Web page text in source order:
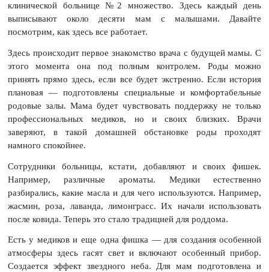
клинической больнице №2 множество. Здесь каждый день
выписывают около десяти мам с малышами. Давайте
посмотрим, как здесь все работает.
Здесь происходит первое знакомство врача с будущей мамы. С
этого момента она под полным контролем. Роды можно
принять прямо здесь, если все будет экстренно. Если история
плановая — подготовлены специальные и комфортабельные
родовые залы. Мама будет чувствовать поддержку не только
профессиональных медиков, но и своих близких. Врачи
заверяют, в такой домашней обстановке роды проходят
намного спокойнее.
Сотрудники больницы, кстати, добавляют и своих фишек.
Например, различные ароматы. Медики естественно
разбирались, какие масла и для чего используются. Например,
жасмин, роза, лаванда, лимонграсс. Их начали использовать
после ковида. Теперь это стало традицией для роддома.
Есть у медиков и еще одна фишка — для создания особенной
атмосферы здесь гасят свет и включают особенный прибор.
Создается эффект звездного неба. Для мам подготовлена и